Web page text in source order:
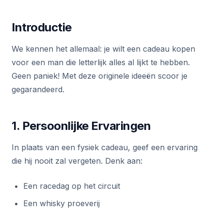
Introductie
We kennen het allemaal: je wilt een cadeau kopen
voor een man die letterlijk alles al lijkt te hebben.
Geen paniek! Met deze originele ideeën scoor je
gegarandeerd.
1. Persoonlijke Ervaringen
In plaats van een fysiek cadeau, geef een ervaring
die hij nooit zal vergeten. Denk aan:
Een racedag op het circuit
Een whisky proeverij